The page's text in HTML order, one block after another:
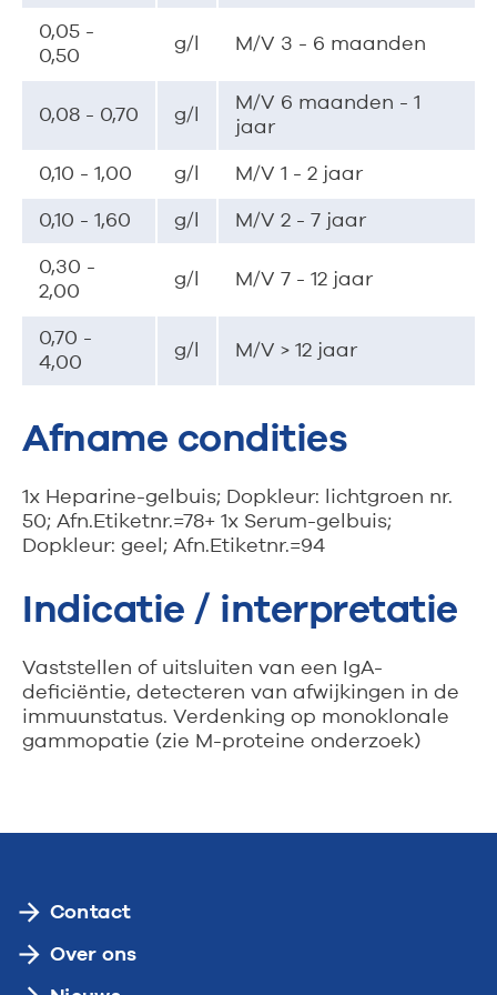
0,05 -
0,50
g/l M/V 3 - 6 maanden
0,08 - 0,70 g/l
M/V 6 maanden - 1
jaar
0,10 - 1,00 g/l M/V 1 - 2 jaar
0,10 - 1,60 g/l M/V 2 - 7 jaar
0,30 -
2,00
g/l M/V 7 - 12 jaar
0,70 -
4,00
g/l M/V > 12 jaar
Afname condities
1x Heparine-gelbuis; Dopkleur: lichtgroen nr.
50; Afn.Etiketnr.=78+ 1x Serum-gelbuis;
Dopkleur: geel; Afn.Etiketnr.=94
Indicatie / interpretatie
Vaststellen of uitsluiten van een IgA-
deficiëntie, detecteren van afwijkingen in de
immuunstatus. Verdenking op monoklonale
gammopatie (zie M-proteine onderzoek)
Contact
Over ons